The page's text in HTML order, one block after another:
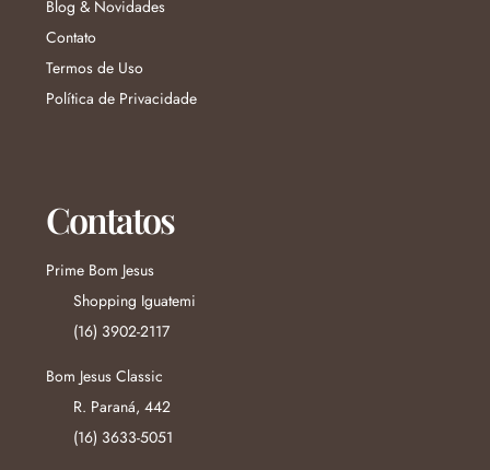
Blog & Novidades
Contato
Termos de Uso
Política de Privacidade
Contatos
Prime Bom Jesus
Shopping Iguatemi
(16) 3902-2117
Bom Jesus Classic
R. Paraná, 442
(16) 3633-5051